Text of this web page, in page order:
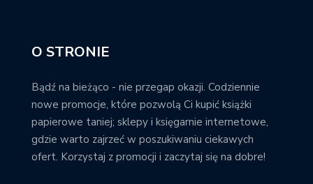
O STRONIE
Bądź na bieżąco - nie przegap okazji. Codziennie
nowe promocje, które pozwolą Ci kupić książki
papierowe taniej; sklepy i księgarnie internetowe,
gdzie warto zajrzeć w poszukiwaniu ciekawych
ofert. Korzystaj z promocji i zaczytaj się na dobre!